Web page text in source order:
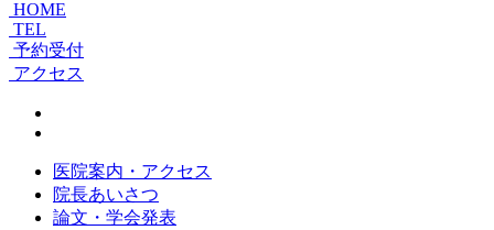
HOME
TEL
予約受付
アクセス
医院案内・アクセス
院長あいさつ
論文・学会発表